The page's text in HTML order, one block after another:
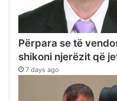
Përpara se të
shikoni njerëzit që
7 days ago